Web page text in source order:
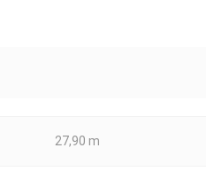
27,90 m